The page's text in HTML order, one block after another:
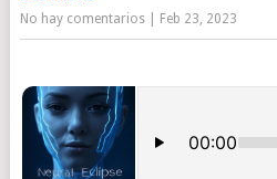
No hay comentarios| Feb 23, 2023